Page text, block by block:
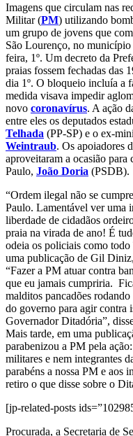
Imagens que circulam nas
Militar (PM) utilizando
um grupo de jovens que
São Lourenço, no município
feira, 1º. Um decreto da
praias fossem fechadas das
dia 1º. O bloqueio incluía a
medida visava impedir
novo coronavírus. A ação
entre eles os deputados
Telhada (PP-SP) e o ex-
Weintraub. Os apoiadores
aproveitaram a ocasião
Paulo, João Doria (PSDB).
“Ordem ilegal não se
Paulo. Lamentável ver uma
liberdade de cidadãos
praia na virada de ano! É
odeia os policiais como
uma publicação de Gil
“Fazer a PM atuar contra
que eu jamais cumpriria.
malditos pancadões
do governo para agir
Governador Ditadória”,
Mais tarde, em uma
parabenizou a PM pela
militares e nem integrantes
parabéns a nossa PM e aos
retiro o que disse sobre o
[jp-related-posts
Procurada, a Secretaria de